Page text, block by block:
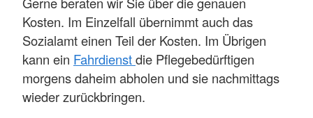
Kosten. Im Einzelfall übernimmt auch das
Sozialamt einen Teil der Kosten. Im Übrigen
kann ein Fahrdienstdie Pflegebedürftigen
morgens daheim abholen und sie nachmittags
wieder zurückbringen.